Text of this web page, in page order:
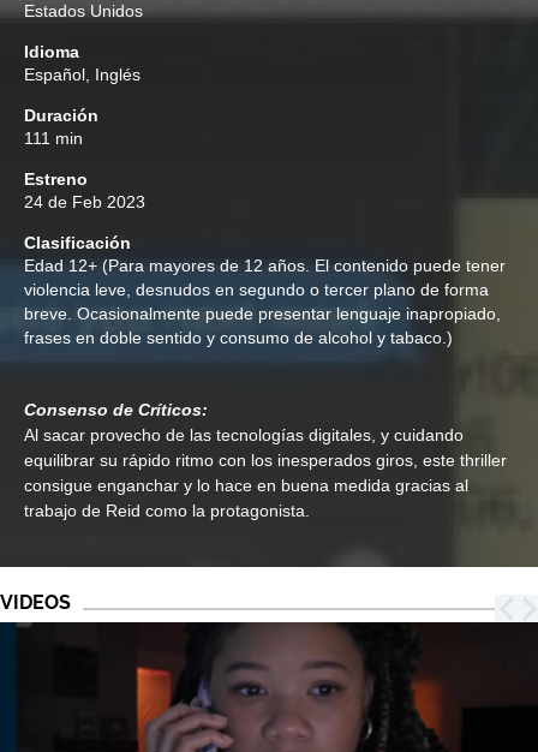
Estados Unidos
Idioma
Español, Inglés
Duración
111 min
Estreno
24 de Feb 2023
Clasificación
Edad 12+ (Para mayores de 12 años. El contenido puede tener
violencia leve, desnudos en segundo o tercer plano de forma
breve. Ocasionalmente puede presentar lenguaje inapropiado,
frases en doble sentido y consumo de alcohol y tabaco.)
Consenso de Críticos:
Al sacar provecho de las tecnologías digitales, y cuidando
equilibrar su rápido ritmo con los inesperados giros, este thriller
consigue enganchar y lo hace en buena medida gracias al
trabajo de Reid como la protagonista.
VIDEOS